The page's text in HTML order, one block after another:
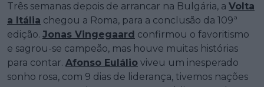
Três semanas depois de arrancar na Bulgária, a Volta
a Itália chegou a Roma, para a conclusão da 109ª
edição. Jonas Vingegaard confirmou o favoritismo
e sagrou-se campeão, mas houve muitas histórias
para contar. Afonso Eulálio viveu um inesperado
sonho rosa, com 9 dias de liderança, tivemos nações